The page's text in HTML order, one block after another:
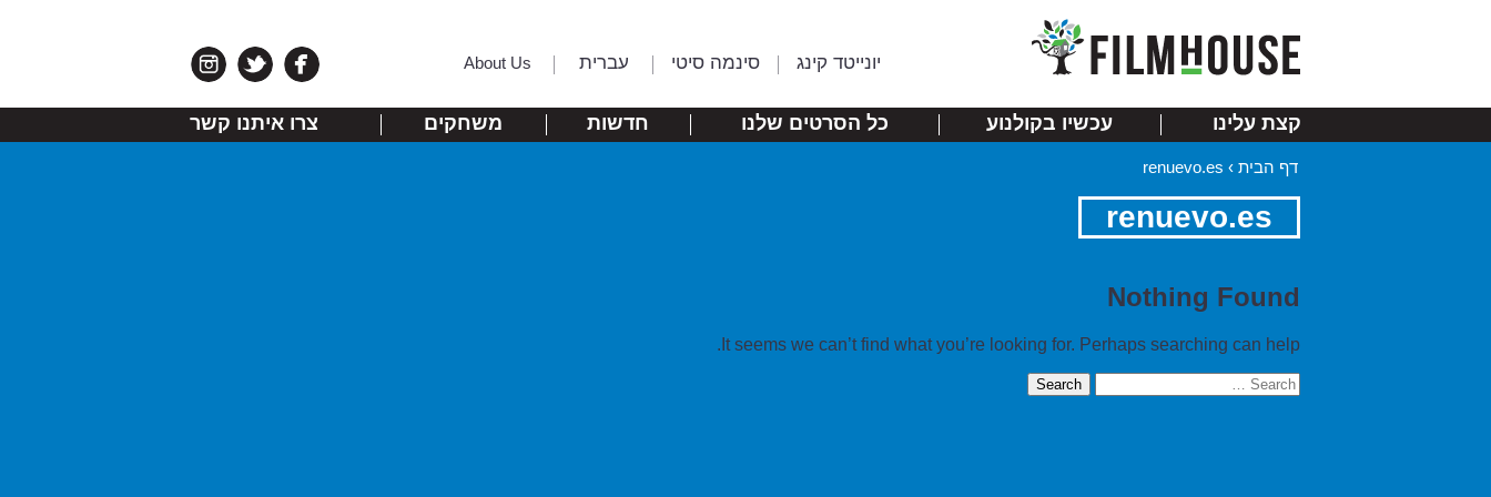
יונייטד קינג סינמה סיטי עברית About Us
קצת עלינו עכשיו בקולנוע כל הסרטים שלנו חדשות משחקים צרו איתנו קשר
דף הבית ›
renuevo.es
renuevo.es
Nothing Found
It seems we can’t find what you’re looking for. Perhaps searching can help.
Search
for: